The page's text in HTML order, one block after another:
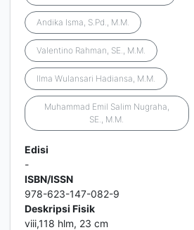
Andika Isma, S.Pd., M.M.
Valentino Rahman, SE., M.M.
Ilma Wulansari Hadiansa, M.M.
Muhammad Emil Salim Nugraha,
SE., M.M.
Edisi
-
ISBN/ISSN
978-623-147-082-9
Deskripsi Fisik
viii,118 hlm, 23 cm